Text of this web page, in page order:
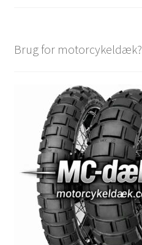
Brug for motorcykeldæk?